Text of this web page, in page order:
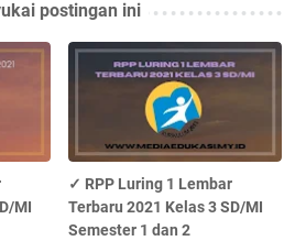
postingan ini
MI
✓ RPP Luring 1 Lembar
Terbaru 2021 Kelas 3 SD/MI
Semester 1 dan 2